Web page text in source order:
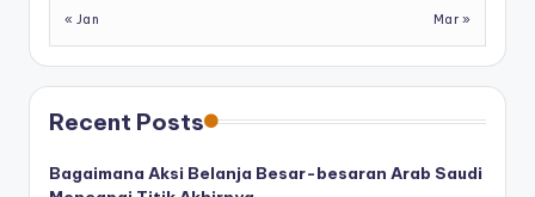
« Jan Mar »
Recent Posts
Bagaimana Aksi Belanja Besar-besaran Arab Saudi